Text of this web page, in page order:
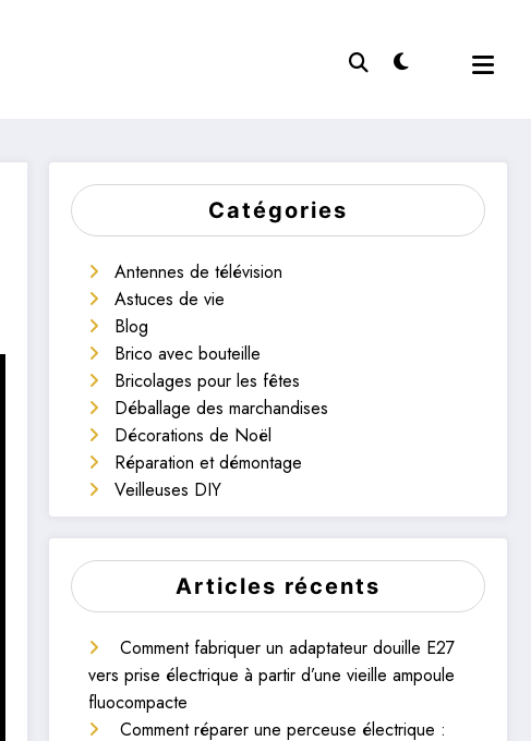
Catégories
Antennes de télévision
Astuces de vie
Blog
Brico avec bouteille
Bricolages pour les fêtes
Déballage des marchandises
Décorations de Noël
Réparation et démontage
Veilleuses DIY
Articles récents
Comment fabriquer un adaptateur douille E27
vers prise électrique à partir d’une vieille ampoule
fluocompacte
Comment réparer une perceuse électrique :